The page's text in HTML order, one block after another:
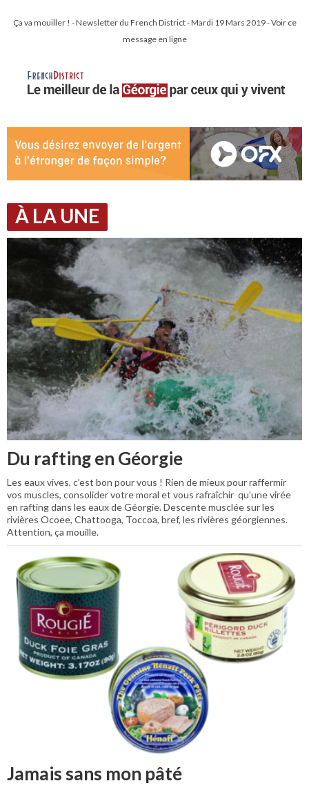
Ça va mouiller ! - Newsletter du French District - Mardi 19 Mars 2019 - Voir ce
message en ligne
À LA UNE
Du rafting en Géorgie
Les eaux vives, c’est bon pour vous ! Rien de mieux pour raffermir
vos muscles, consolider votre moral et vous rafraîchir qu’une virée
en rafting dans les eaux de Géorgie. Descente musclée sur les
rivières Ocoee, Chattooga, Toccoa, bref, les rivières géorgiennes.
Attention, ça mouille.
Jamais sans mon pâté